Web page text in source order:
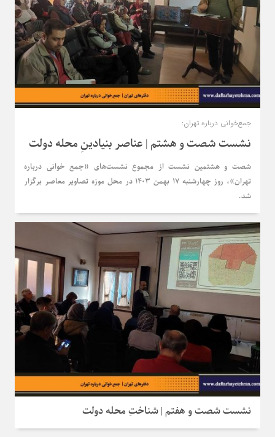
جمع‌خوانی درباره تهران:
نشست شصت و هشتم | عناصر بنیادینِ محله دولت
شصت و هشتمین نشست از مجموع نشست‌های «جمع خوانی درباره
تهران»، روز چهارشنبه 17 بهمن 1403 در محل موزه تصاویر معاصر برگزار
شد.
نشست شصت و هفتم | شناختِ محله دولت